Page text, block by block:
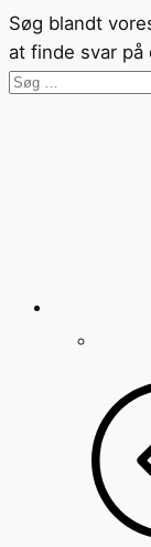
Søg blandt
at finde svar på
Søg